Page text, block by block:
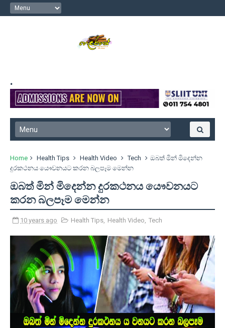
.
Home Health Tips Health Video Tech
ඔබත් මින් මිදෙන්න
දුරකථනය යෞවනයට කරන බලපෑම මෙන්න
ඔබත් මින් මිදෙන්න දුරකථනය යෞවනයට
කරන බලපෑම මෙන්න
10 years ago Health Tips Health Video Tech